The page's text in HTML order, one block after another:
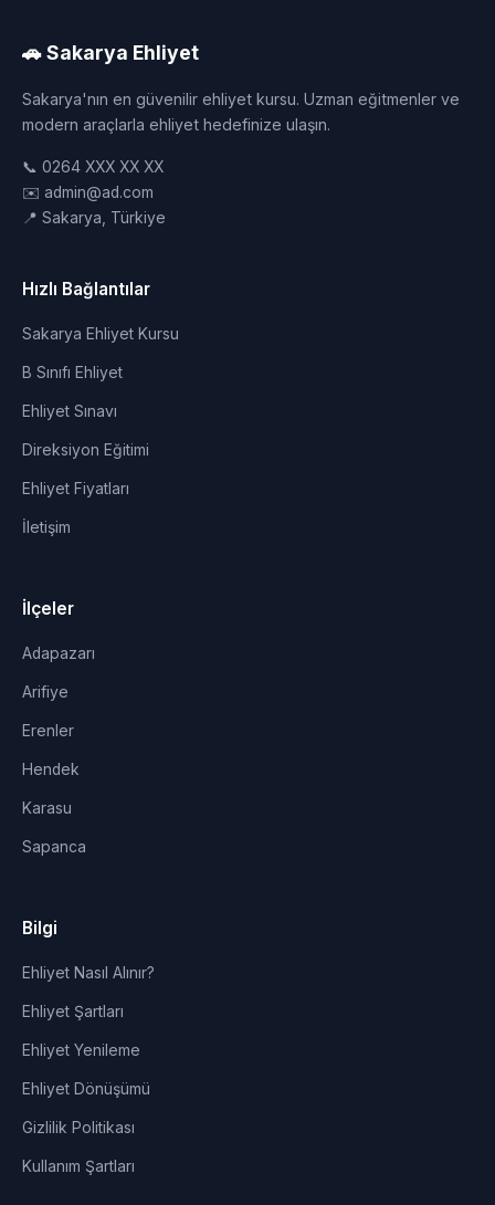
🚗 Sakarya Ehliyet
Sakarya'nın en güvenilir ehliyet kursu. Uzman eğitmenler ve
modern araçlarla ehliyet hedefinize ulaşın.
📞 0264 XXX XX XX
✉️ admin@ad.com
📍 Sakarya, Türkiye
Hızlı Bağlantılar
Sakarya Ehliyet Kursu
B Sınıfı Ehliyet
Ehliyet Sınavı
Direksiyon Eğitimi
Ehliyet Fiyatları
İletişim
İlçeler
Adapazarı
Arifiye
Erenler
Hendek
Karasu
Sapanca
Bilgi
Ehliyet Nasıl Alınır?
Ehliyet Şartları
Ehliyet Yenileme
Ehliyet Dönüşümü
Gizlilik Politikası
Kullanım Şartları